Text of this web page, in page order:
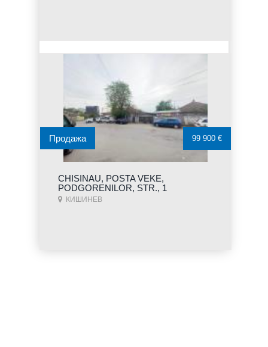
CHISINAU, POSTA VEKE,
PODGORENILOR, STR., 1
КИШИНЕВ
Продажа 99 900 €